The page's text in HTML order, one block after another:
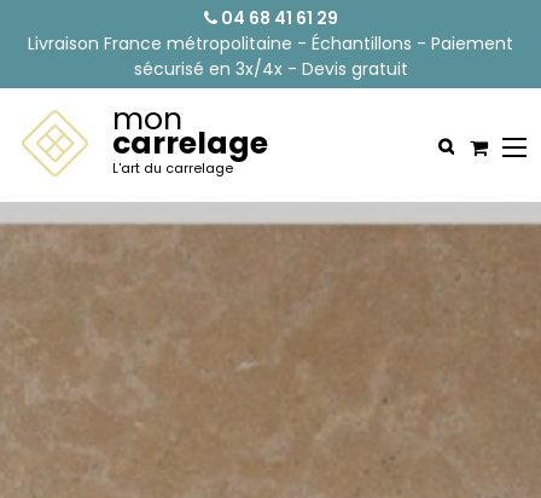
04 68 41 61 29
Livraison France métropolitaine - Échantillons - Paiement
sécurisé en 3x/4x - Devis gratuit
mon
carrelage
L'art du carrelage